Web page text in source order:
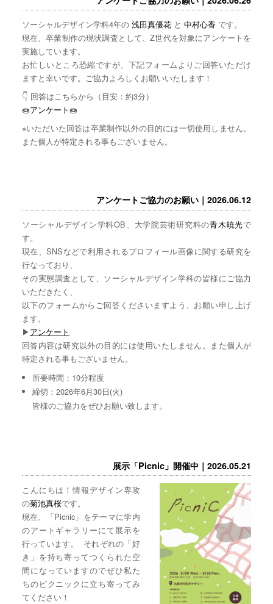
ソーシャルデザイン学科4年の 浅田真優花と 中村心香 です。
現在、卒業制作の現状調査として、Z世代を対象にアンケートを
実施しています。
お忙しいところ恐縮ですが、下記フォームよりご回答いただけ
ますと幸いです。ご協力よろしくお願いいたします！
👇 回答はこちらから（目安：約3分）
🍩アンケート🍩
※いただいた回答は卒業制作以外の目的には一切使用しません。
また個人が特定される事もございません。
アンケートご協力のお願い｜2026.06.12
ソーシャルデザイン学科OB、大学院芸術研究科の青木暁光で
す。
現在、SNSなどで利用されるプロフィール画像に関する研究を
行なっており、
その実態調査として、ソーシャルデザイン学科の皆様にご協力
いただきたく、
以下のフォームからご回答くださいますよう、お願い申し上げ
ます。
▶︎アンケート
回答内容は研究以外の目的には使用いたしません。また個人が
特定される事もございません。
所要時間：10分程度
締切：2026年6月30日(火)
皆様のご協力をぜひお願い致します。
展示「Picnic」開催中｜2026.05.21
こんにちは！情報デザイン専攻
の菊池真桜です。
現在、「Picnic」をテーマに学内
のアートギャラリーにて展示を
行っています。 それぞれの「好
き」を持ち寄ってつくられた空
間になっていますのでぜひ私た
ちのピクニックに立ち寄ってみ
てください！